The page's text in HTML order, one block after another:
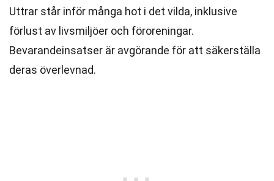
Uttrar står inför många hot i det vilda, inklusive
förlust av livsmiljöer och föroreningar.
Bevarandeinsatser är avgörande för att säkerställa
deras överlevnad.